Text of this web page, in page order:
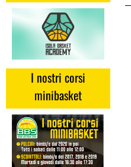
I nostri corsi
minibasket